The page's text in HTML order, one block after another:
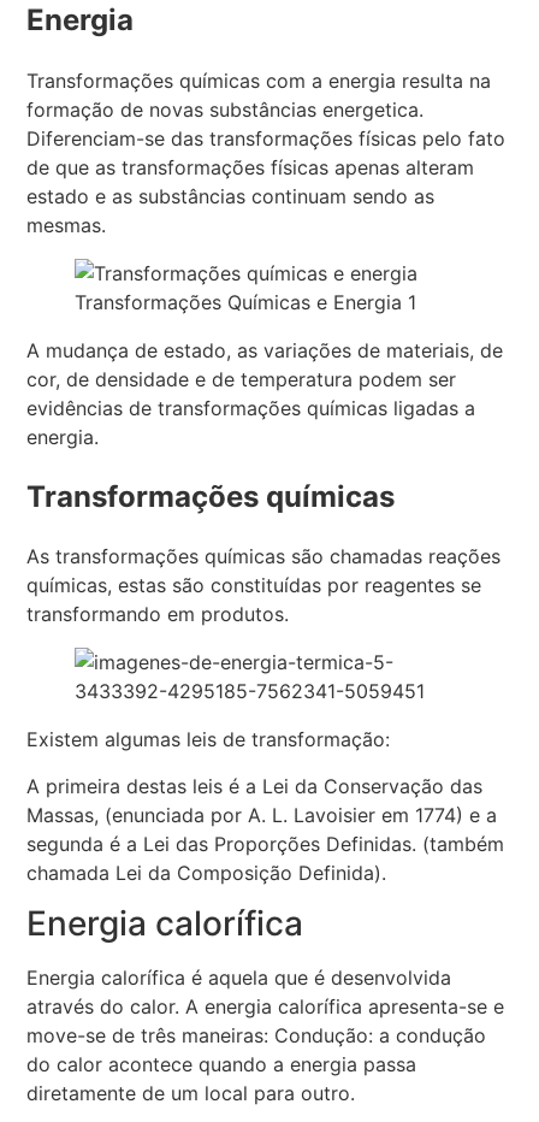
Energia
Transformações químicas com a energia resulta na
formação de novas substâncias energetica.
Diferenciam-se das transformações físicas pelo fato
de que as transformações físicas apenas alteram
estado e as substâncias continuam sendo as
mesmas.
Transformações Químicas e Energia 1
A mudança de estado, as variações de materiais, de
cor, de densidade e de temperatura podem ser
evidências de transformações químicas ligadas a
energia.
Transformações químicas
As transformações químicas são chamadas reações
químicas, estas são constituídas por reagentes se
transformando em produtos.
Existem algumas leis de transformação:
A primeira destas leis é a Lei da Conservação das
Massas, (enunciada por A. L. Lavoisier em 1774) e a
segunda é a Lei das Proporções Definidas. (também
chamada Lei da Composição Definida).
Energia calorífica
Energia calorífica é aquela que é desenvolvida
através do calor. A energia calorífica apresenta-se e
move-se de três maneiras: Condução: a condução
do calor acontece quando a energia passa
diretamente de um local para outro.